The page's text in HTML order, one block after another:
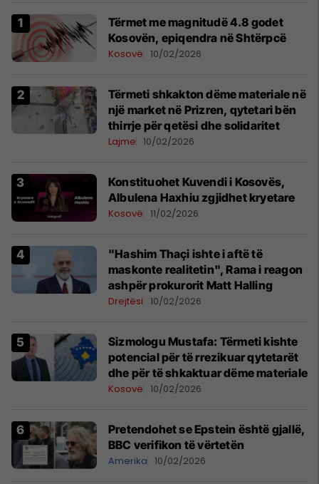
Tërmet me magnitudë 4.8 godet
Kosovën, epiqendra në Shtërpcë
Kosovë 10/02/2026
Tërmeti shkakton dëme materiale në
një market në Prizren, qytetari bën
thirrje për qetësi dhe solidaritet
Lajme 10/02/2026
Konstituohet Kuvendi i Kosovës,
Albulena Haxhiu zgjidhet kryetare
Kosovë 11/02/2026
"Hashim Thaçi ishte i aftë të
maskonte realitetin", Rama i reagon
ashpër prokurorit Matt Halling
Drejtësi 10/02/2026
Sizmologu Mustafa: Tërmeti kishte
potencial për të rrezikuar qytetarët
dhe për të shkaktuar dëme materiale
Kosovë 10/02/2026
Pretendohet se Epstein është gjallë,
BBC verifikon të vërtetën
Amerika 10/02/2026